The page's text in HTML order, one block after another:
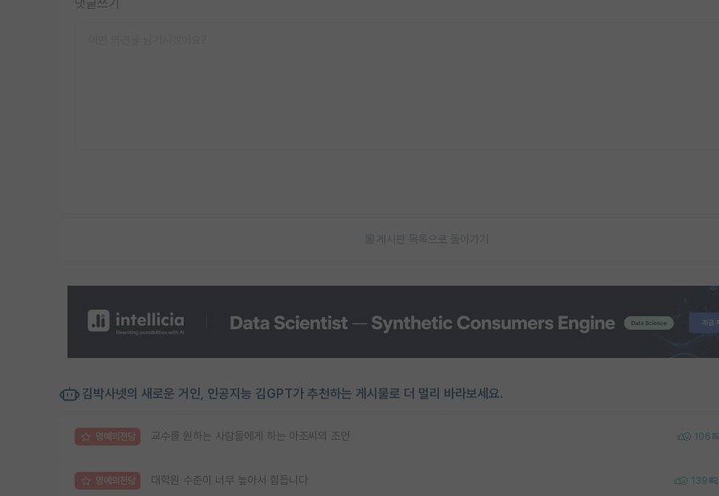
댓글쓰기
게시판 목록으로 돌아가기
김박사넷의 새로운 거인, 인공지능 김GPT가 추천하는 게시물로 더 멀리 바라보세요.
명예의전당 교수를 원하는 사람들에게 하는 아조씨의 조언 106
명예의전당 대학원 수준이 너무 높아서 힘듭니다 139